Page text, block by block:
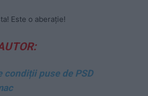
Este o aberație!
condiții puse de PSD